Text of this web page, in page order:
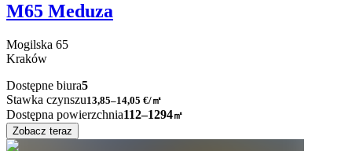
M65 Meduza
Mogilska 65
Kraków
Dostępne biura5
Stawka czynszu13,85–14,05 €/㎡
Dostępna powierzchnia112–1294㎡
Zobacz teraz